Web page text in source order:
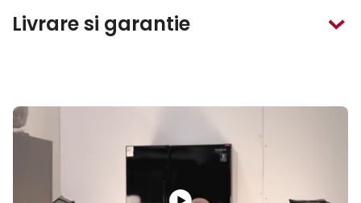
Livrare si garantie